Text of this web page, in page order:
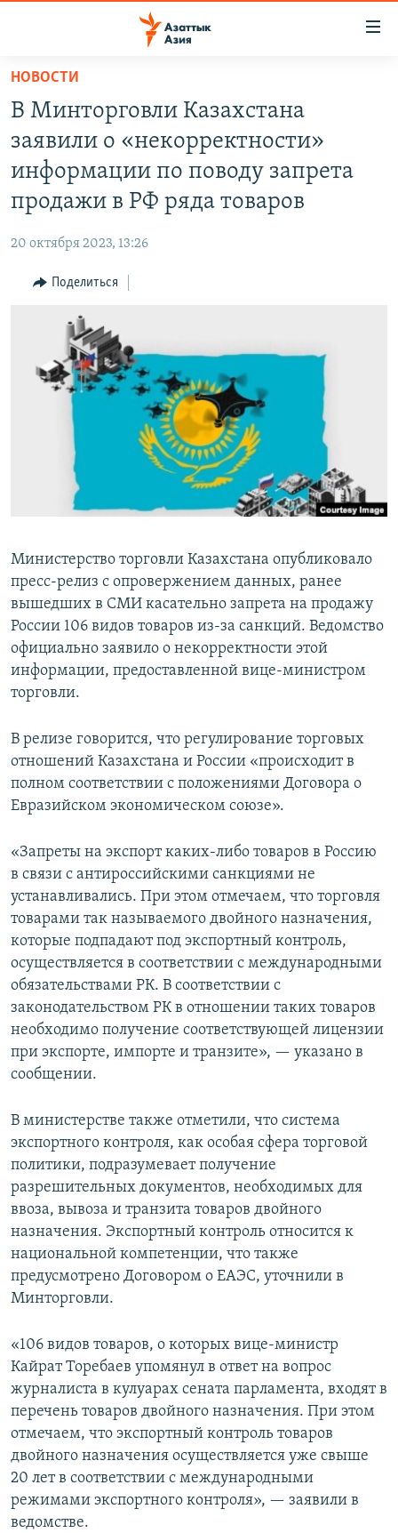
Вернуться
основному
содержанию
Вернутся
главной
Вернутся
поиску
КЫРГЫЗСТАН
ВОЙНА В УКРАИНЕ
НА ДРУГИХ ЯЗЫКАХ
КЫРГЫЗЧА
ЎЗБЕКЧА
ТОҶИКӢ
TÜRKMENÇE
ПОДПИШИТЕСЬ НА НАС В СОЦСЕТЯХ
Все сайты РСЕ/РС
НОВОСТИ
В Минторговли Казахстана
заявили о «некорректности»
информации по поводу запрета
продажи в РФ ряда товаров
20 октября 2023, 13:26
Поделиться
Министерство торговли Казахстана опубликовало
пресс-релиз с опровержением данных, ранее
вышедших в СМИ касательно запрета на продажу
России 106 видов товаров из-за санкций. Ведомство
официально заявило о некорректности этой
информации, предоставленной вице-министром
торговли.
В релизе говорится, что регулирование торговых
отношений Казахстана и России «происходит в
полном соответствии с положениями Договора о
Евразийском экономическом союзе».
«Запреты на экспорт каких-либо товаров в Россию
в связи с антироссийскими санкциями не
устанавливались. При этом отмечаем, что торговля
товарами так называемого двойного назначения,
которые подпадают под экспортный контроль,
осуществляется в соответствии с международными
обязательствами РК. В соответствии с
законодательством РК в отношении таких товаров
необходимо получение соответствующей лицензии
при экспорте, импорте и транзите», — указано в
сообщении.
В министерстве также отметили, что система
экспортного контроля, как особая сфера торговой
политики, подразумевает получение
разрешительных документов, необходимых для
ввоза, вывоза и транзита товаров двойного
назначения. Экспортный контроль относится к
национальной компетенции, что также
предусмотрено Договором о ЕАЭС, уточнили в
Минторговли.
«106 видов товаров, о которых вице-министр
Кайрат Торебаев упомянул в ответ на вопрос
журналиста в кулуарах сената парламента, входят в
перечень товаров двойного назначения. При этом
отмечаем, что экспортный контроль товаров
двойного назначения осуществляется уже свыше
20 лет в соответствии с международными
режимами экспортного контроля», — заявили в
ведомстве.